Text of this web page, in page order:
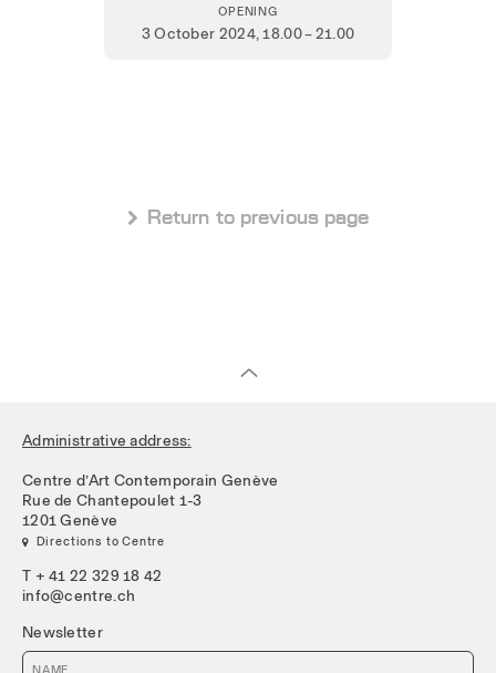
OPENING
3 October 2024, 18.00 – 21.00
 Return to previous page
Administrative address:
Centre d’Art Contemporain Genève
Rue de Chantepoulet 1-3
1201 Genève
 Directions to Centre
T + 41 22 329 18 42
info@centre.ch
Newsletter